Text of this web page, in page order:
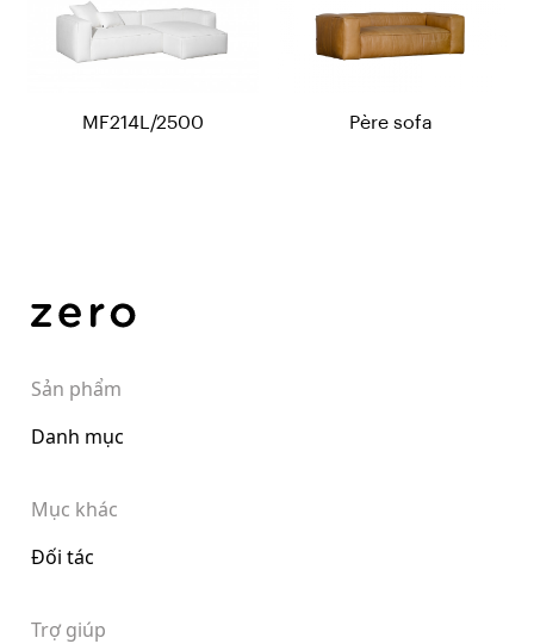
MF214L/2500 Père sofa
Sản phẩm
Danh mục
Mục khác
Đối tác
Trợ giúp